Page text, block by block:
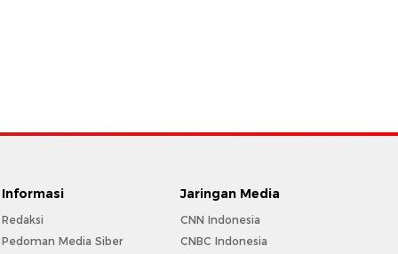
Informasi
Redaksi
Pedoman Media Siber
Jaringan Media
CNN Indonesia
CNBC Indonesia